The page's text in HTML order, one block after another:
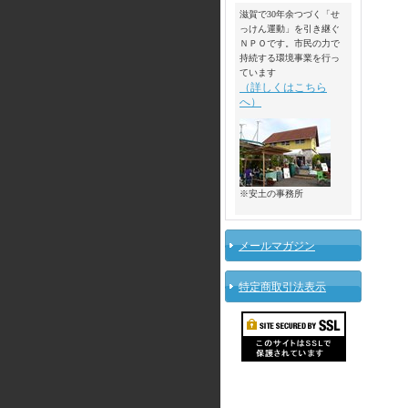
滋賀で30年余つづく「せ
っけん運動」を引き継ぐ
ＮＰＯです。市民の力で
持続する環境事業を行っ
ています
（詳しくはこちら
へ）
※安土の事務所
メールマガジン
特定商取引法表示